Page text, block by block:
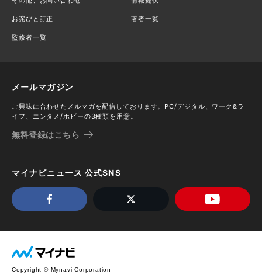
お詫びと訂正 著者一覧
監修者一覧
メールマガジン
ご興味に合わせたメルマガを配信しております。PC/デジタル、ワーク&ラ
イフ、エンタメ/ホビーの3種類を用意。
無料登録はこちら
マイナビニュース 公式SNS
Copyright © Mynavi Corporation